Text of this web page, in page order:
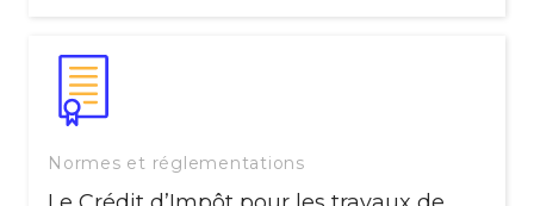
Normes et réglementations